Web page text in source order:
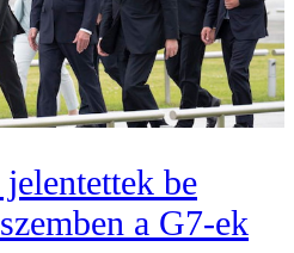
be
a G7-ek